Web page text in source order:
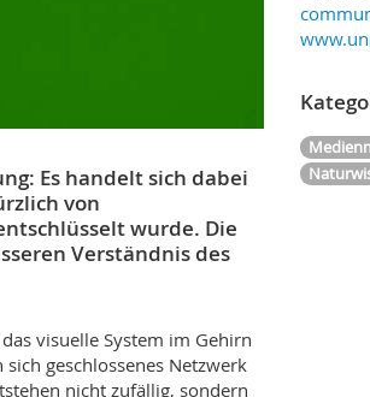
Es handelt sich dabei
von
wurde. Die
Verständnis des
visuelle System im Gehirn
geschlossenes Netzwerk
nicht zufällig, sondern